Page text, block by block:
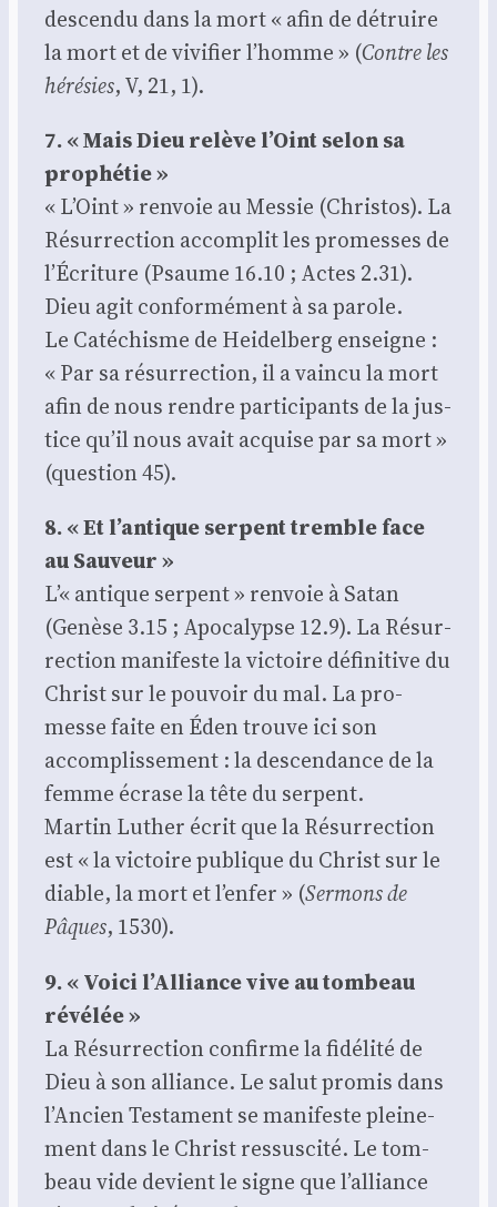
des­cen­du dans la mort « afin de détruire
la mort et de vivi­fier l’homme » (Contre les
héré­sies, V, 21, 1).
7. « Mais Dieu relève l’Oint selon sa
pro­phé­tie »
« L’Oint » ren­voie au Mes­sie (Chris­tos). La
Résur­rec­tion accom­plit les pro­messes de
l’Écriture (Psaume 16.10 ; Actes 2.31).
Dieu agit confor­mé­ment à sa parole.
Le Caté­chisme de Hei­del­berg enseigne :
« Par sa résur­rec­tion, il a vain­cu la mort
afin de nous rendre par­ti­ci­pants de la jus­
tice qu’il nous avait acquise par sa mort »
(ques­tion 45).
8. « Et l’antique ser­pent tremble face
au Sau­veur »
L’« antique ser­pent » ren­voie à Satan
(Genèse 3.15 ; Apo­ca­lypse 12.9). La Résur­
rec­tion mani­feste la vic­toire défi­ni­tive du
Christ sur le pou­voir du mal. La pro­
messe faite en Éden trouve ici son
accom­plis­se­ment : la des­cen­dance de la
femme écrase la tête du ser­pent.
Mar­tin Luther écrit que la Résur­rec­tion
est « la vic­toire publique du Christ sur le
diable, la mort et l’enfer » (Ser­mons de
Pâques, 1530).
9. « Voi­ci l’Alliance vive au tom­beau
révé­lée »
La Résur­rec­tion confirme la fidé­li­té de
Dieu à son alliance. Le salut pro­mis dans
l’Ancien Tes­ta­ment se mani­feste plei­ne­
ment dans le Christ res­sus­ci­té. Le tom­
beau vide devient le signe que l’alliance